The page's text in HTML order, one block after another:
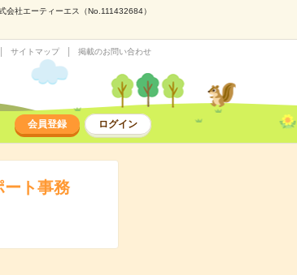
会社エーティーエス（No.111432684）
サイトマップ 掲載のお問い合わせ
会員登録 ログイン
ート事務